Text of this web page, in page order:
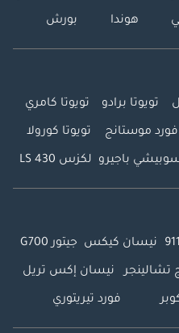
هوندا بورش
تويوتا برادو تويوتا كامري
فورد موستانج تويوتا كورولا
باجيرو لكزس LS 430
نيسان كيكس جيتور G700
تشالينجر نيسان إكس تريل
فورد تيريتوري